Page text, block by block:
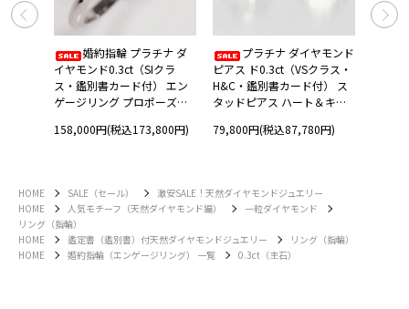
婚約指輪 プラチナ ダ
イヤモンド0.3ct（SIクラ
ス・鑑別書カード付） エン
ゲージリング プロポーズリ
158,000円(税込173,800円)
プラチナ ダイヤモンド
ピアス ド0.3ct（VSクラス・
H&C・鑑別書カード付） ス
タッドピアス ハート＆キュ
79,800円(税込87,780円)
HOME SALE（セール）
激安SALE！天然ダイヤモンドジュエリー
HOME
人気モチーフ（天然ダイヤモンド編）
一粒ダイヤモンド
リング（指輪）
HOME
鑑定書（鑑別書）付天然ダイヤモンドジュエリー
リング（指輪）
HOME
婚約指輪（エンゲージリング） 一覧 0.3ct（主石）